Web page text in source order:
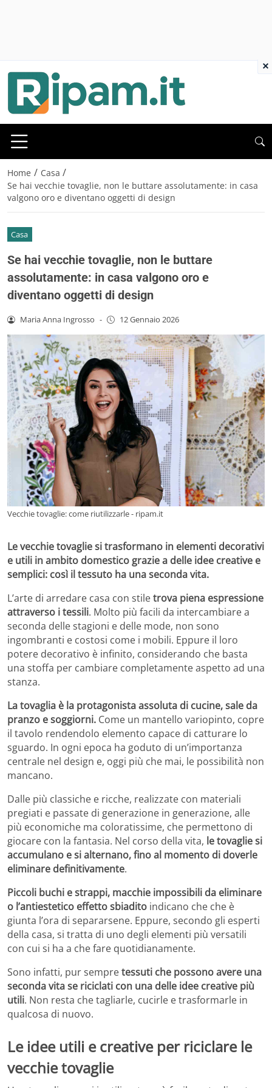
Home / Casa /
Se hai vecchie tovaglie, non le buttare assolutamente: in casa
valgono oro e diventano oggetti di design
Casa
Se hai vecchie tovaglie, non le buttare
assolutamente: in casa valgono oro e
diventano oggetti di design
Maria Anna Ingrosso - 12 Gennaio 2026
Vecchie tovaglie: come riutilizzarle - ripam.it
Le vecchie tovaglie si trasformano in elementi decorativi
e utili in ambito domestico grazie a delle idee creative e
semplici: così il tessuto ha una seconda vita.
L’arte di arredare casa con stiletrova piena espressione
attraverso i tessili. Molto più facili da intercambiare a
seconda delle stagioni e delle mode, non sono
ingombranti e costosi come i mobili. Eppure il loro
potere decorativo è infinito, considerando che basta
una stoffa per cambiare completamente aspetto ad una
stanza.
La tovaglia è la protagonista assoluta di cucine, sale da
pranzo e soggiorni. Come un mantello variopinto, copre
il tavolo rendendolo elemento capace di catturare lo
sguardo. In ogni epoca ha goduto di un’importanza
centrale nel design e, oggi più che mai, le possibilità non
mancano.
Dalle più classiche e ricche, realizzate con materiali
pregiati e passate di generazione in generazione, alle
più economiche ma coloratissime, che permettono di
giocare con la fantasia. Nel corso della vita, le tovaglie si
accumulano e si alternano, fino al momento di doverle
eliminare definitivamente.
Piccoli buchi e strappi, macchie impossibili da eliminare
o l’antiestetico effetto sbiadito indicano che che è
giunta l’ora di separarsene. Eppure, secondo gli esperti
della casa, si tratta di uno degli elementi più versatili
con cui si ha a che fare quotidianamente.
Sono infatti, pur sempretessuti che possono avere una
seconda vita se riciclati con una delle idee creative più
utili. Non resta che tagliarle, cucirle e trasformarle in
qualcosa di nuovo.
Le idee utili e creative per riciclare le
vecchie tovaglie
×